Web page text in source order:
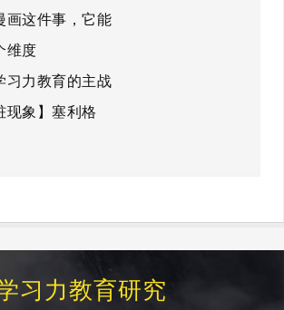
画这件事，它能
维度
习力教育的主战
现象】塞利格
习力教育研究